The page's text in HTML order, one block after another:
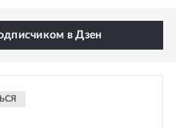
в Дзен